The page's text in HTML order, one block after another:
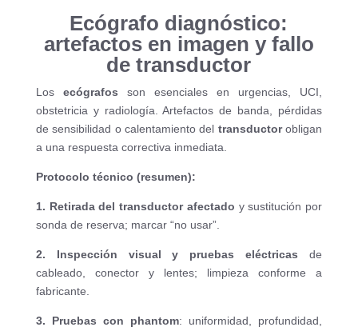
Ecógrafo diagnóstico:
artefactos en imagen y fallo
de transductor
Los ecógrafos son esenciales en urgencias, UCI,
obstetricia y radiología. Artefactos de banda, pérdidas
de sensibilidad o calentamiento del transductorobligan
a una respuesta correctiva inmediata.
Protocolo técnico (resumen):
1. Retirada del transductor afectado y sustitución por
sonda de reserva; marcar “no usar”.
2. Inspección visual y pruebas eléctricas de
cableado, conector y lentes; limpieza conforme a
fabricante.
3. Pruebas con phantom: uniformidad, profundidad,